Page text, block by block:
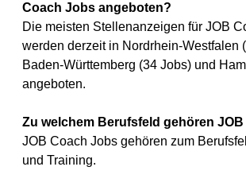
Coach Jobs angeboten?
Die meisten Stellenanzeigen für JOB
werden derzeit in Nordrhein-Westfalen
Baden-Württemberg (34 Jobs) und
angeboten.
Zu welchem Berufsfeld gehören
JOB Coach Jobs gehören zum
und Training.